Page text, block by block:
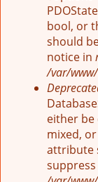
bool, or
should
notice in
/var/
either
mixed,
attribute